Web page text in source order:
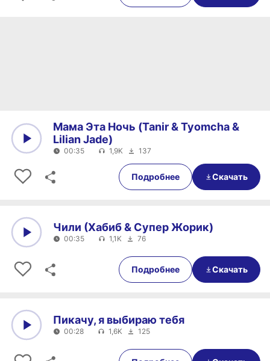
00:35
Мама Эта Ночь (Tanir & Tyomcha &
Lilian Jade)
00:35 1,9K 137
Подробнее Скачать
00:35
Чили (Хабиб & Супер Жорик)
00:35 1,1K 76
Подробнее Скачать
00:28
Пикачу, я выбираю тебя
00:28 1,6K 125